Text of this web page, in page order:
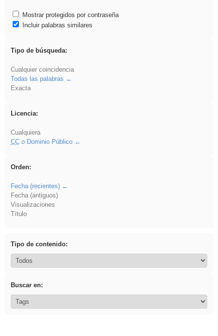
Mostrar protegidos por contraseña
Incluir palabras similares
Tipo de búsqueda:
Cualquier coincidencia
Todas las palabras
Exacta
Licencia:
Cualquiera
CCo Dominio Público
Orden:
Fecha (recientes)
Fecha (antiguos)
Visualizaciones
Título
Tipo de contenido:
Buscar en: